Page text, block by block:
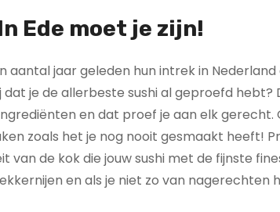
Ede moet je zijn!
aantal jaar geleden hun intrek in
je de allerbeste sushi al geproefd hebt?
en dat proef je aan elk gerecht.
zoals het je nog nooit gesmaakt heeft!
van de kok die jouw sushi met de fijnste
en als je niet zo van nagerechten